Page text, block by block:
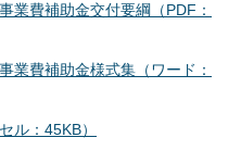
業費補助金交付要綱（PDF：
業費補助金様式集（ワード：
ル：45KB）